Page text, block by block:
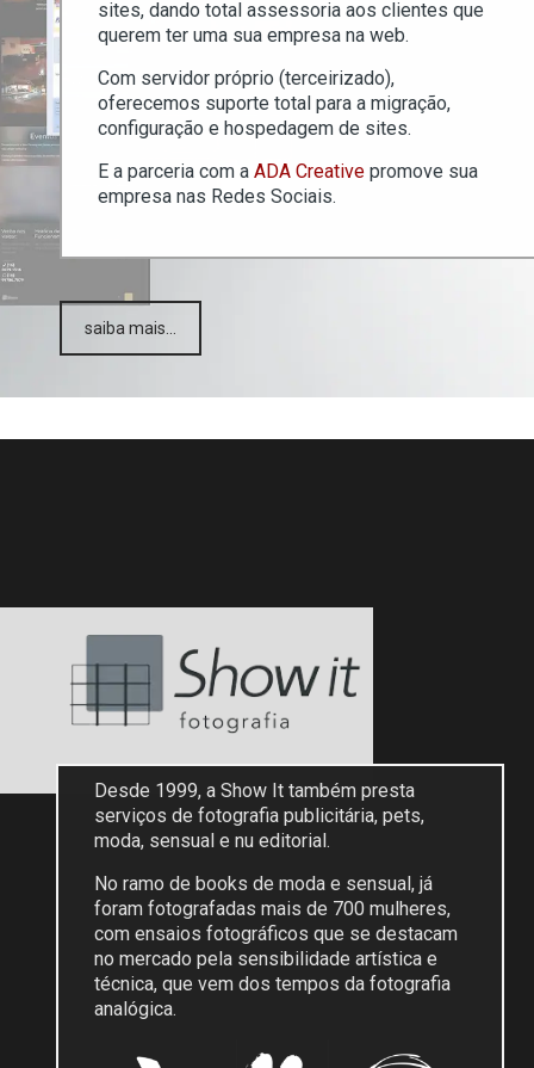
sites, dando total assessoria aos clientes que
querem ter uma sua empresa na web.
Com servidor próprio (terceirizado),
oferecemos suporte total para a migração,
configuração e hospedagem de sites.
E a parceria com a ADA Creative promove sua
empresa nas Redes Sociais.
saiba mais...
Desde 1999, a Show It também presta
serviços de fotografia publicitária, pets,
moda, sensual e nu editorial.
No ramo de books de moda e sensual, já
foram fotografadas mais de 700 mulheres,
com ensaios fotográficos que se destacam
no mercado pela sensibilidade artística e
técnica, que vem dos tempos da fotografia
analógica.